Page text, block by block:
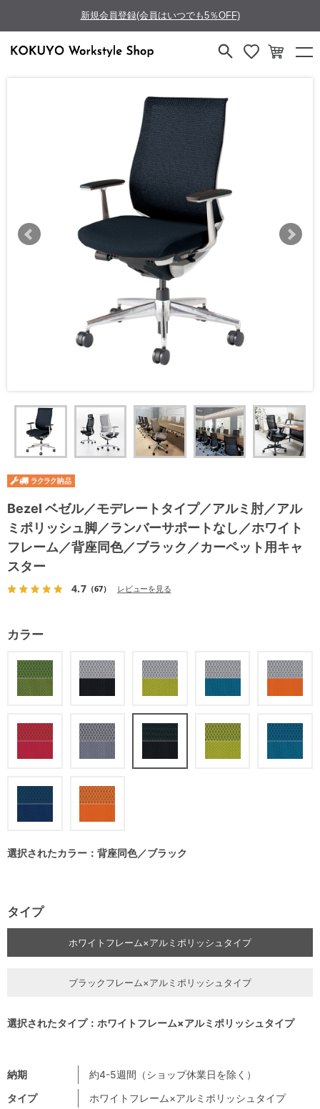
新規会員登録(会員はいつでも5％OFF)
Bezel ベゼル／モデレートタイプ／アルミ肘／アル
ミポリッシュ脚／ランバーサポートなし／ホワイト
フレーム／背座同色／ブラック／カーペット用キャ
スター
4.7（67） レビューを見る
納期
約4-5週間（ショップ休業日を除く）
タイプ
ホワイトフレーム×アルミポリッシュタイプ
カラー
選択されたカラー：背座同色／ブラック
タイプ
ホワイトフレーム×アルミポリッシュタイプ
ブラックフレーム×アルミポリッシュタイプ
選択されたタイプ：ホワイトフレーム×アルミポリッシュタイプ